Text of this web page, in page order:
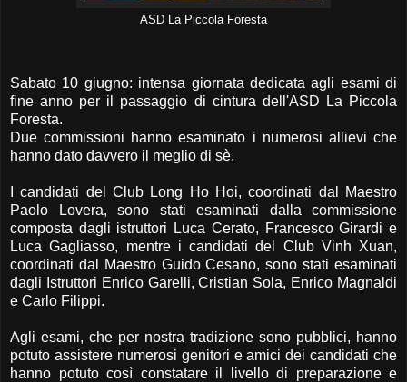
ASD La Piccola Foresta
Sabato 10 giugno: intensa giornata dedicata agli esami di
fine anno per il passaggio di cintura dell'ASD La Piccola
Foresta.
Due commissioni hanno esaminato i numerosi allievi che
hanno dato davvero il meglio di sè.
I candidati del Club Long Ho Hoi, coordinati dal Maestro
Paolo Lovera, sono stati esaminati dalla commissione
composta dagli istruttori Luca Cerato, Francesco Girardi e
Luca Gagliasso, mentre i candidati del Club Vinh Xuan,
coordinati dal Maestro Guido Cesano, sono stati esaminati
dagli Istruttori Enrico Garelli, Cristian Sola, Enrico Magnaldi
e Carlo Filippi.
Agli esami, che per nostra tradizione sono pubblici, hanno
potuto assistere numerosi genitori e amici dei candidati che
hanno potuto così constatare il livello di preparazione e